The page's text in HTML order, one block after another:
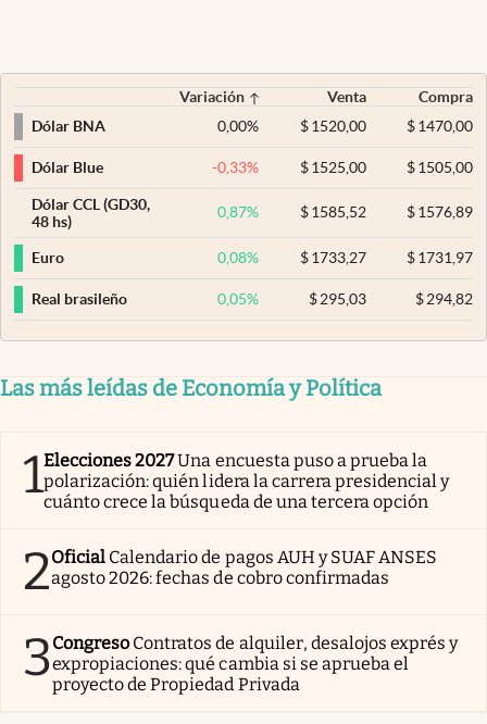
Variación Venta
Compra
Dólar BNA
0,00% $ 1520,00 $1470,00
Dólar Blue -0,33% $ 1525,00 $1505,00
Dólar CCL (GD30,
48 hs)
0,87% $ 1585,52 $1576,89
Euro 0,08% $ 1733,27 $1731,97
Real brasileño 0,05% $ 295,03 $294,82
Las más leídas de Economía y Política
1Elecciones 2027Una encuesta puso a prueba la
polarización: quién lidera la carrera presidencial y
cuánto crece la búsqueda de una tercera opción
2Oficial Calendario de pagos AUH y SUAF ANSES
agosto 2026: fechas de cobro confirmadas
3Congreso Contratos de alquiler, desalojos exprés y
expropiaciones: qué cambia si se aprueba el
proyecto de Propiedad Privada